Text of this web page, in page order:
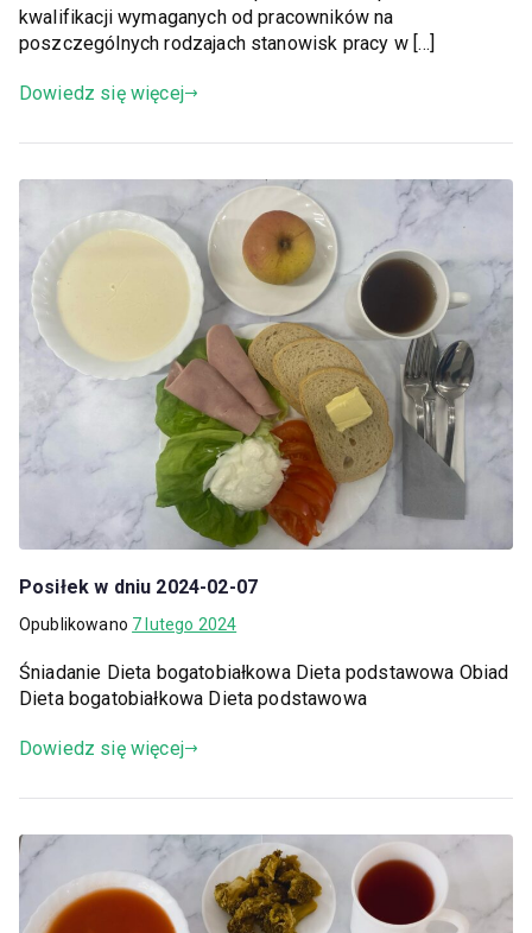
kwalifikacji wymaganych od pracowników na
poszczególnych rodzajach stanowisk pracy w […]
Dowiedz się więcej
Posiłek w dniu 2024-02-07
Opublikowano 7 lutego 2024
Śniadanie Dieta bogatobiałkowa Dieta podstawowa Obiad
Dieta bogatobiałkowa Dieta podstawowa
Dowiedz się więcej